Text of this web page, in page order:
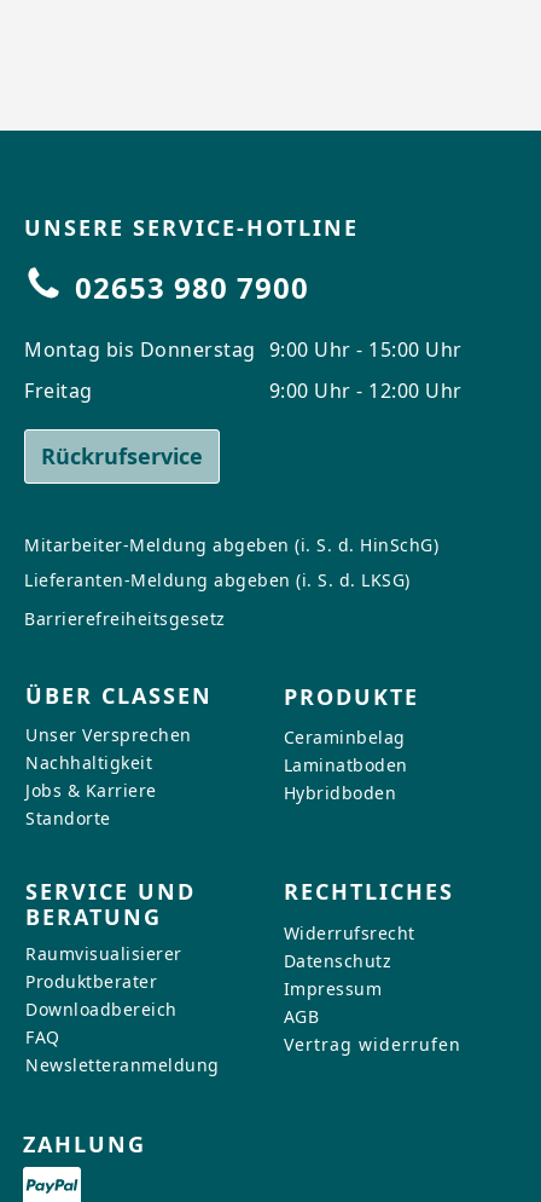
UNSERE SERVICE-HOTLINE
02653 980 7900
Montag bis Donnerstag
Freitag
9:00 Uhr - 15:00 Uhr
9:00 Uhr - 12:00 Uhr
Rückrufservice
Mitarbeiter-Meldung abgeben (i. S. d. HinSchG)
Lieferanten-Meldung abgeben (i. S. d. LKSG)
Barrierefreiheitsgesetz
ÜBER CLASSEN
Unser Versprechen
Nachhaltigkeit
Jobs & Karriere
Standorte
PRODUKTE
Ceraminbelag
Laminatboden
Hybridboden
SERVICE UND
BERATUNG
Raumvisualisierer
Produktberater
Downloadbereich
FAQ
Newsletteranmeldung
RECHTLICHES
Widerrufsrecht
Datenschutz
Impressum
AGB
Vertrag widerrufen
ZAHLUNG